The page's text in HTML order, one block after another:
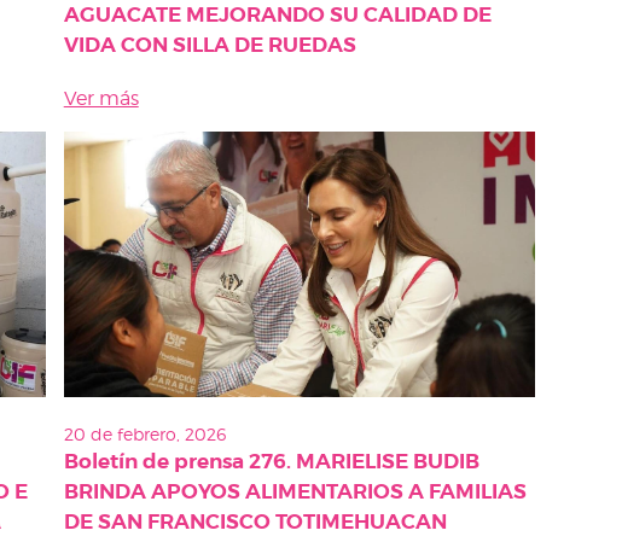
AGUACATE MEJORANDO SU CALIDAD DE
VIDA CON SILLA DE RUEDAS
Ver más
E
20 de febrero, 2026
Boletín de prensa 276. MARIELISE BUDIB
BRINDA APOYOS ALIMENTARIOS A FAMILIAS
DE SAN FRANCISCO TOTIMEHUACAN